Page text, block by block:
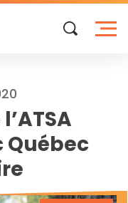
Québec